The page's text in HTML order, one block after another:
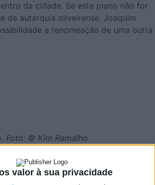
valor à sua privacidade
da cidade. Se este plano não for
da autarquia oliveirense, Joaquim
a renomeação de uma outra
Foto: © Kim Ramalho